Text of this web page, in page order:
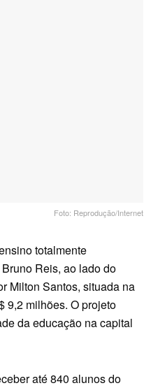
Foto: Reprodução/Internet
totalmente
Reis, ao lado do
Milton Santos, situada na
9,2 milhões. O projeto
da educação na capital
até 840 alunos do